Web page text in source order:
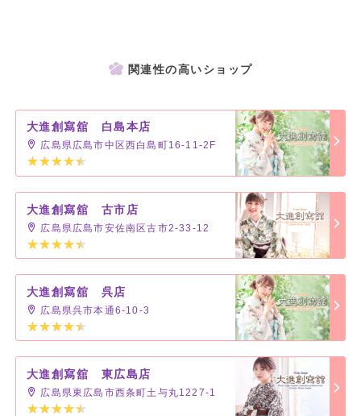
関連性の高いショップ
大進創寫舘 白島本店
広島県広島市中区西白島町16-11-2F
大進創寫舘 古市店
広島県広島市安佐南区古市2-33-12
大進創寫舘 呉店
広島県呉市本通6-10-3
大進創寫舘 東広島店
広島県東広島市西条町土与丸1227-1